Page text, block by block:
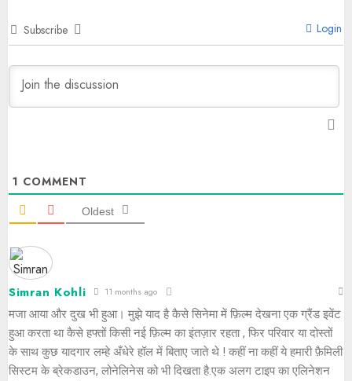
Subscribe Login
1 COMMENT
Oldest
Simran Kohli 11 months ago
मजा आया और दुख भी हुआ। मुझे याद है कैसे सिनेमा में फ़िल्म देखना एक ग्रैंड इवेंट
हुआ करता था कैसे हफ्तों किसी नई फ़िल्म का इंतज़ार रहता , फिर परिवार या दोस्तों
के साथ कुछ यादगार लम्हे अँधेरे हॉल में बिताए जाते थे ! कहीं ना कहीं ये हमारी फ़ैमिली
सिस्टम के ब्रेकडाउन, लोनेलिनेस को भी दिखता है.एक अलग टाइप का एलिनेशन